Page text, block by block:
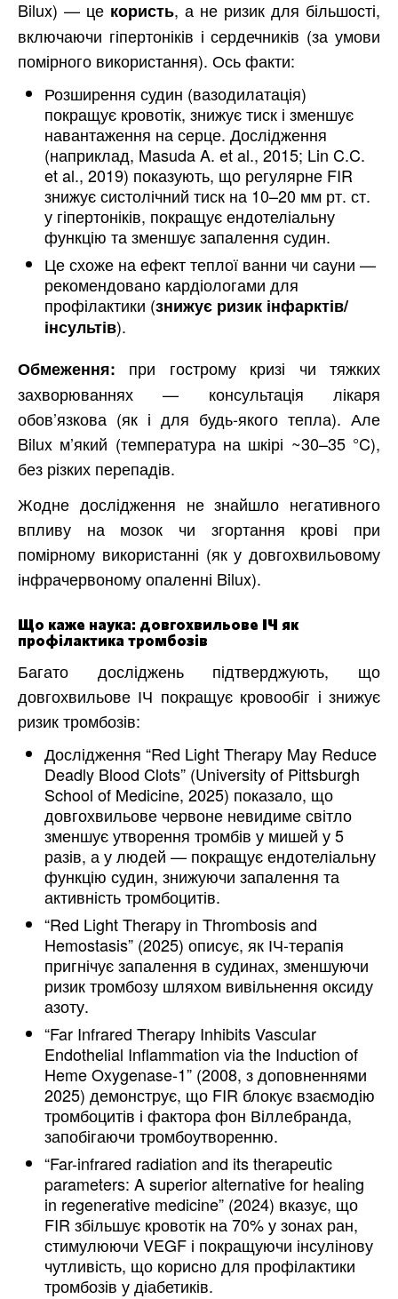
Bilux) — це користь, а не ризик для більшості,
включаючи гіпертоніків і сердечників (за умови
помірного використання). Ось факти:
Розширення судин (вазодилатація)
покращує кровотік, знижує тиск і зменшує
навантаження на серце. Дослідження
(наприклад, Masuda A. et al., 2015; Lin C.C.
et al., 2019) показують, що регулярне FIR
знижує систолічний тиск на 10–20 мм рт. ст.
у гіпертоніків, покращує ендотеліальну
функцію та зменшує запалення судин.
Це схоже на ефект теплої ванни чи сауни —
рекомендовано кардіологами для
профілактики (знижує ризик інфарктів/
інсультів).
Обмеження: при гострому кризі чи тяжких
захворюваннях — консультація лікаря
обов’язкова (як і для будь-якого тепла). Але
Bilux м’який (температура на шкірі ~30–35 °C),
без різких перепадів.
Жодне дослідження не знайшло негативного
впливу на мозок чи згортання крові при
помірному використанні (як у довгохвильовому
інфрачервоному опаленні Bilux).
Що каже наука: довгохвильове ІЧ як
профілактика тромбозів
Багато досліджень підтверджують, що
довгохвильове ІЧ покращує кровообіг і знижує
ризик тромбозів:
Дослідження “Red Light Therapy May Reduce
Deadly Blood Clots” (University of Pittsburgh
School of Medicine, 2025) показало, що
довгохвильове червоне невидиме світло
зменшує утворення тромбів у мишей у 5
разів, а у людей — покращує ендотеліальну
функцію судин, знижуючи запалення та
активність тромбоцитів.
“Red Light Therapy in Thrombosis and
Hemostasis” (2025) описує, як ІЧ-терапія
пригнічує запалення в судинах, зменшуючи
ризик тромбозу шляхом вивільнення оксиду
азоту.
“Far Infrared Therapy Inhibits Vascular
Endothelial Inflammation via the Induction of
Heme Oxygenase-1” (2008, з доповненнями
2025) демонструє, що FIR блокує взаємодію
тромбоцитів і фактора фон Віллебранда,
запобігаючи тромбоутворенню.
“Far-infrared radiation and its therapeutic
parameters: A superior alternative for healing
in regenerative medicine” (2024) вказує, що
FIR збільшує кровотік на 70% у зонах ран,
стимулюючи VEGF і покращуючи інсулінову
чутливість, що корисно для профілактики
тромбозів у діабетиків.